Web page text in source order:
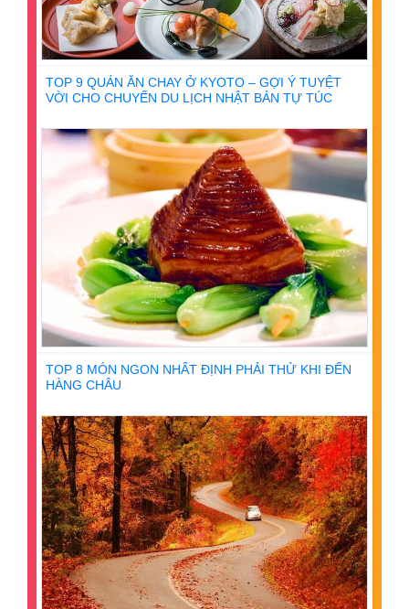
TOP 9 QUÁN ĂN CHAY Ở KYOTO – GỢI Ý TUYỆT
VỜI CHO CHUYẾN DU LỊCH NHẬT BẢN TỰ TÚC
TOP 8 MÓN NGON NHẤT ĐỊNH PHẢI THỬ KHI ĐẾN
HÀNG CHÂU